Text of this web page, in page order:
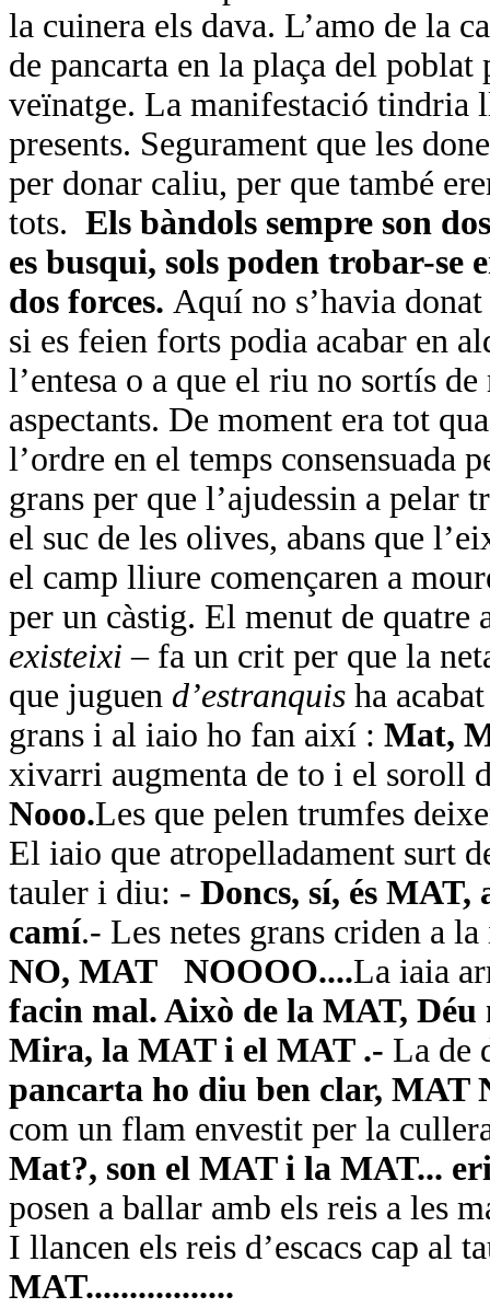
la cuinera els dava. L’amo de la
de pancarta en la plaça del
veïnatge. La manifestació tindria
presents. Segurament que les
per donar caliu, per que també
tots. Els bàndols sempre son
es busqui, sols poden trobar-se
dos forces. Aquí no s’havia
si es feien forts podia acabar en
l’entesa o a que el riu no sortís
aspectants. De moment era tot
l’ordre en el temps consensuada
grans per que l’ajudessin a pelar
el suc de les olives, abans que
el camp lliure començaren a
per un càstig. El menut de quatre
existeixi – fa un crit per que la
que juguen d’estranquis ha
grans i al iaio ho fan així : Mat,
xivarri augmenta de to i el soroll
Nooo.Les que pelen trumfes
El iaio que atropelladament surt
tauler i diu: - Doncs, sí, és
camí.- Les netes grans criden a
NO, MAT
NOOOO....La iaia
facin mal. Això de la MAT, Déu
Mira, la MAT i el MAT .- La de
pancarta ho diu ben clar, MAT
com un flam envestit per la
Mat?, son el MAT i la MAT...
posen a ballar amb els reis a les
I llancen els reis d’escacs cap al
MAT.................